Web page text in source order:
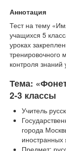
Аннотация
Тест на тему
учащихся 5
уроках
тренировочного
контроля знаний
Тема:
2-3 классы
Учитель
города
иностранных
Предмет: